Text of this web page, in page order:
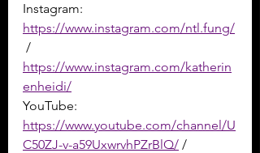
Instagram:
https://www.instagram.com/ntl.fung/
/
https://www.instagram.com/katherin
enheidi/
YouTube:
https://www.youtube.com/channel/U
C50ZJ-v-a59UxwrvhPZrBlQ/ /